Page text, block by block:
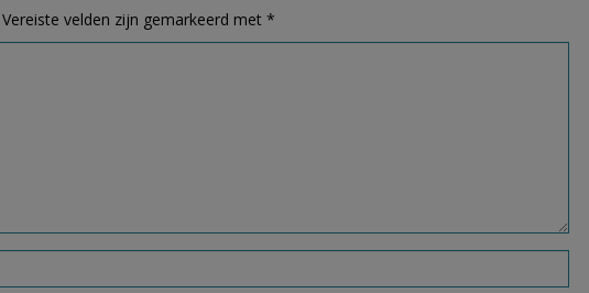
Vereiste velden zijn gemarkeerd met *